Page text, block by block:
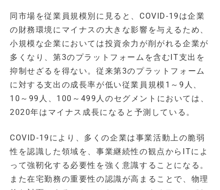
同市場を従業員規模別に見ると、COVID-19は企業
の財務環境にマイナスの大きな影響を与えるため、
小規模な企業においては投資余力が削がれる企業が
多くなり、第3のプラットフォームを含むIT支出を
抑制せざるを得ない。従来第3のプラットフォーム
に対する支出の成長率が低い従業員規模1～9人、
10～99人、100～499人のセグメントにおいては、
2020年はマイナス成長になると予測している。
COVID-19により、多くの企業は事業活動上の脆弱
性を認識した領域を、事業継続性の観点からITによ
って強靭化する必要性を強く意識することになる。
また在宅勤務の重要性の認識が高まることで、物理